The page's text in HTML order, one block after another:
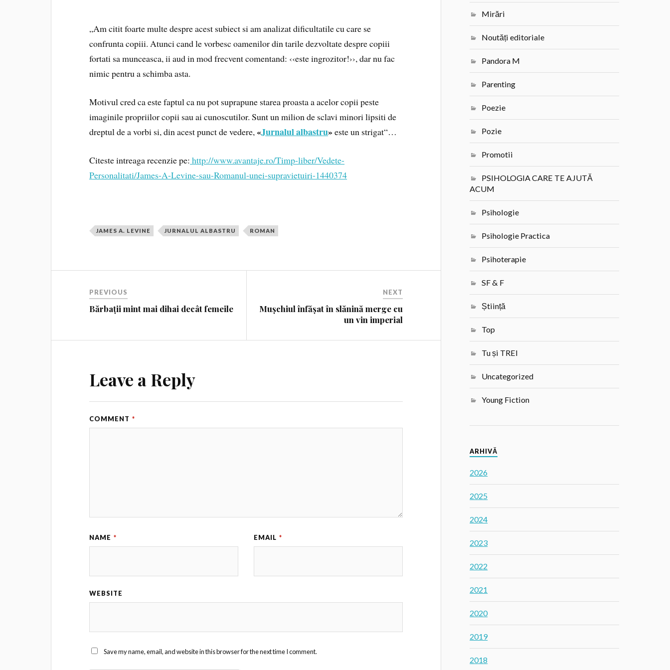
„Am citit foarte multe despre acest subiect si am analizat dificultatile cu care se
confrunta copiii. Atunci cand le vorbesc oamenilor din tarile dezvoltate despre copiii
fortati sa munceasca, ii aud in mod frecvent comentand: ‹‹este ingrozitor!››, dar nu fac
nimic pentru a schimba asta.
Motivul cred ca este faptul ca nu pot suprapune starea proasta a acelor copii peste
imaginile propriilor copii sau ai cunoscutilor. Sunt un milion de sclavi minori lipsiti de
dreptul de a vorbi si, din acest punct de vedere,«Jurnalul albastru»este un strigat“…
Citeste intreaga recenzie pe: http://www.avantaje.ro/Timp-liber/Vedete-
Personalitati/James-A-Levine-sau-Romanul-unei-supravietuiri-1440374
JAMES A. LEVINE JURNALUL ALBASTRU ROMAN
PREVIOUS
Bărbații mint mai dihai decât femeile
NEXT
Mușchiul înfășat în slănină merge cu
un vin imperial
Leave a Reply
COMMENT *
NAME * EMAIL *
WEBSITE
Save my name, email, and website in this browser for the next time I comment.
Mirări
Noutăți editoriale
Pandora M
Parenting
Poezie
Pozie
Promotii
PSIHOLOGIA CARE TE AJUTĂ
ACUM
Psihologie
Psihologie Practica
Psihoterapie
SF & F
Știință
Top
Tu și TREI
Uncategorized
Young Fiction
ARHIVĂ
2026
2025
2024
2023
2022
2021
2020
2019
2018